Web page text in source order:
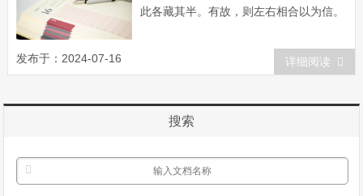
此各藏其半。有故，则左右相合以为信。
以起军旅。周礼中有以玉为竹节。又有竹
符，又有英荡符。荡，小节竹，今使者谓
符。铜虎以起兵，竹使郡守用之...
发布于：2024-07-16 详细阅读
搜索